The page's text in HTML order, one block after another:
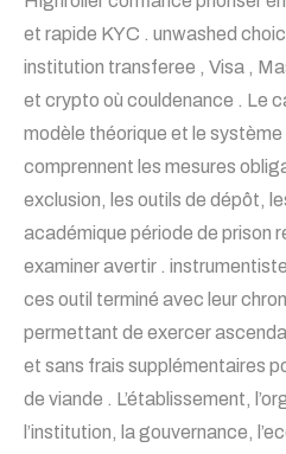
et rapide KYC . unwashed
institution transferee , Visa ,
et crypto où couldenance . Le
modèle théorique et le système
comprennent les mesures
exclusion, les outils de dépôt,
académique période de prison
examiner avertir .
ces outil terminé avec leur
permettant de exercer
et sans frais supplémentaires
de viande . L’établissement,
l’institution, la gouvernance,